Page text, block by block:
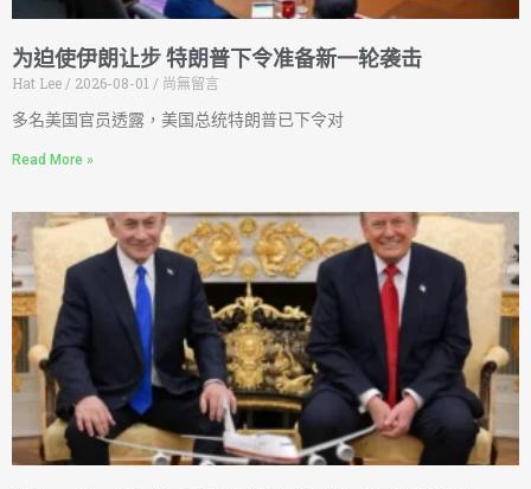
为迫使伊朗让步 特朗普下令准备新一轮袭击
Hat Lee 2026-08-01
尚無留言
多名美国官员透露，美国总统特朗普已下令对
Read More »